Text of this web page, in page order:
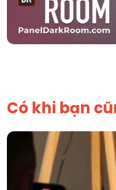
Có khi bạn